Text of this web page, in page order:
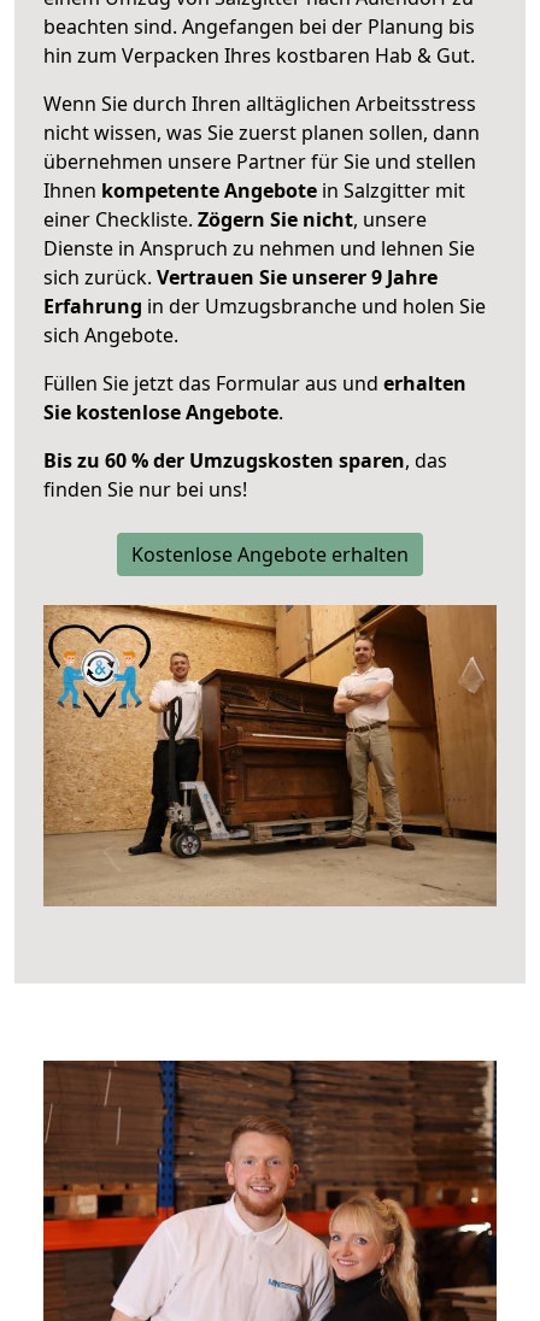
beachten sind. Angefangen bei der Planung bis
hin zum Verpacken Ihres kostbaren Hab & Gut.
Wenn Sie durch Ihren alltäglichen Arbeitsstress
nicht wissen, was Sie zuerst planen sollen, dann
übernehmen unsere Partner für Sie und stellen
Ihnen kompetente Angebote in Salzgitter mit
einer Checkliste. Zögern Sie nicht, unsere
Dienste in Anspruch zu nehmen und lehnen Sie
sich zurück. Vertrauen Sie unserer 9 Jahre
Erfahrung in der Umzugsbranche und holen Sie
sich Angebote.
Füllen Sie jetzt das Formular aus und erhalten
Sie kostenlose Angebote.
Bis zu 60 % der Umzugskosten sparen, das
finden Sie nur bei uns!
Kostenlose Angebote erhalten